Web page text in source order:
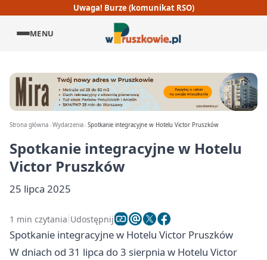
Uwaga! Burze (komunikat RSO)
MENU
Strona główna Wydarzenia Spotkanie integracyjne w Hotelu Victor Pruszków
Spotkanie integracyjne w Hotelu
Victor Pruszków
25 lipca 2025
1 min czytania Udostępnij
Spotkanie integracyjne w Hotelu Victor Pruszków
W dniach od 31 lipca do 3 sierpnia w Hotelu Victor